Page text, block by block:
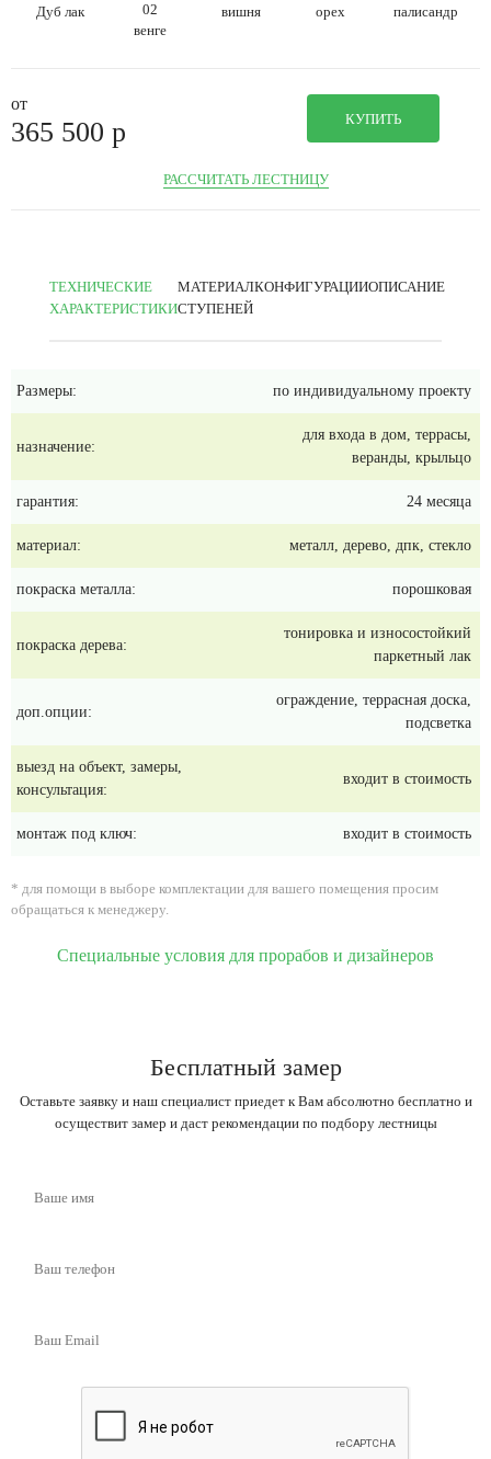
Дуб лак
02
венге
вишня
орех
палисандр
от
365 500 p КУПИТЬ
РАССЧИТАТЬ ЛЕСТНИЦУ
ТЕХНИЧЕСКИЕ
ХАРАКТЕРИСТИКИ
МАТЕРИАЛ
СТУПЕНЕЙ
КОНФИГУРАЦИИОПИСАНИЕ
Размеры: по индивидуальному проекту
назначение:
для входа в дом, террасы,
веранды, крыльцо
гарантия: 24 месяца
материал: металл, дерево, дпк, стекло
покраска металла: порошковая
покраска дерева:
тонировка и износостойкий
паркетный лак
доп.опции:
ограждение, террасная доска,
подсветка
выезд на объект, замеры,
консультация:
входит в стоимость
монтаж под ключ: входит в стоимость
* для помощи в выборе комплектации для вашего помещения просим
обращаться к менеджеру.
Специальные условия для прорабов и дизайнеров
Бесплатный замер
Оставьте заявку и наш специалист приедет к Вам абсолютно бесплатно и
осуществит замер и даст рекомендации по подбору лестницы